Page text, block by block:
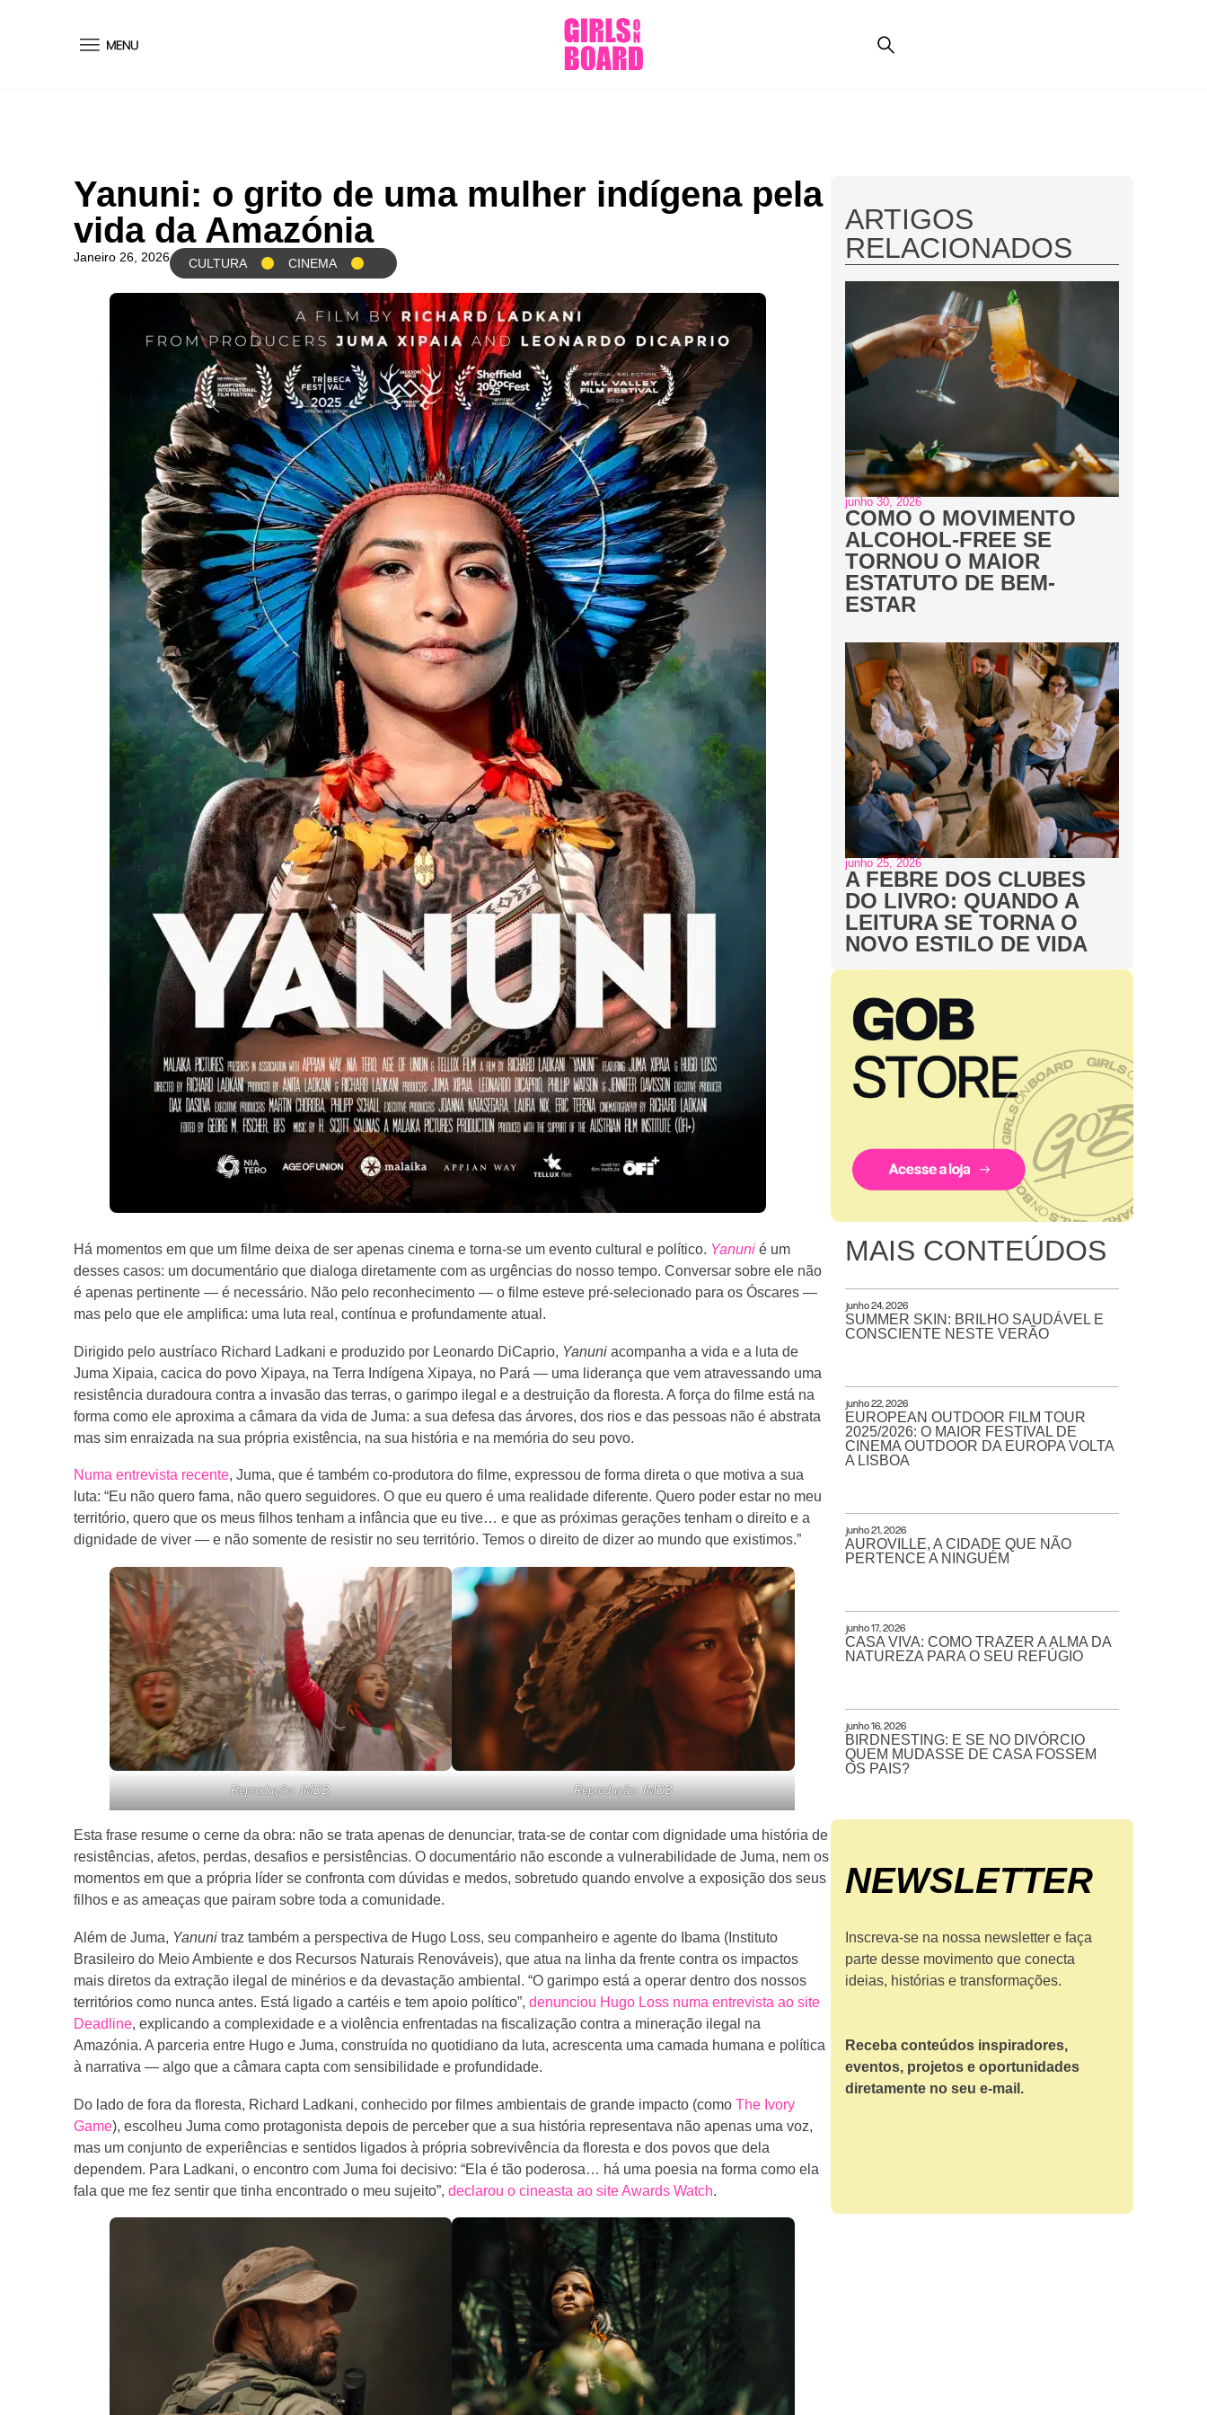
Yanuni: o grito de uma mulher indígena pela
vida da Amazónia
Janeiro 26, 2026 CULTURA CINEMA
Há momentos em que um filme deixa de ser apenas cinema e torna-se um evento cultural e político. Yanunié um
desses casos: um documentário que dialoga diretamente com as urgências do nosso tempo. Conversar sobre ele não
é apenas pertinente — é necessário. Não pelo reconhecimento — o filme esteve pré-selecionado para os Óscares —
mas pelo que ele amplifica: uma luta real, contínua e profundamente atual.
Dirigido pelo austríaco Richard Ladkani e produzido por Leonardo DiCaprio, Yanuniacompanha a vida e a luta de
Juma Xipaia, cacica do povo Xipaya, na Terra Indígena Xipaya, no Pará — uma liderança que vem atravessando uma
resistência duradoura contra a invasão das terras, o garimpo ilegal e a destruição da floresta. A força do filme está na
forma como ele aproxima a câmara da vida de Juma: a sua defesa das árvores, dos rios e das pessoas não é abstrata
mas sim enraizada na sua própria existência, na sua história e na memória do seu povo.
Numa entrevista recente, Juma, que é também co-produtora do filme, expressou de forma direta o que motiva a sua
luta: “Eu não quero fama, não quero seguidores. O que eu quero é uma realidade diferente. Quero poder estar no meu
território, quero que os meus filhos tenham a infância que eu tive… e que as próximas gerações tenham o direito e a
dignidade de viver — e não somente de resistir no seu território. Temos o direito de dizer ao mundo que existimos.”
Reprodução: IMDB Reprodução: IMDB
Esta frase resume o cerne da obra: não se trata apenas de denunciar, trata-se de contar com dignidade uma história de
resistências, afetos, perdas, desafios e persistências. O documentário não esconde a vulnerabilidade de Juma, nem os
momentos em que a própria líder se confronta com dúvidas e medos, sobretudo quando envolve a exposição dos seus
filhos e as ameaças que pairam sobre toda a comunidade.
Além de Juma, Yanunitraz também a perspectiva de Hugo Loss, seu companheiro e agente do Ibama (Instituto
Brasileiro do Meio Ambiente e dos Recursos Naturais Renováveis), que atua na linha da frente contra os impactos
mais diretos da extração ilegal de minérios e da devastação ambiental. “O garimpo está a operar dentro dos nossos
territórios como nunca antes. Está ligado a cartéis e tem apoio político”, denunciou Hugo Loss numa entrevista ao site
Deadline, explicando a complexidade e a violência enfrentadas na fiscalização contra a mineração ilegal na
Amazónia. A parceria entre Hugo e Juma, construída no quotidiano da luta, acrescenta uma camada humana e política
à narrativa — algo que a câmara capta com sensibilidade e profundidade.
Do lado de fora da floresta, Richard Ladkani, conhecido por filmes ambientais de grande impacto (como The Ivory
Game), escolheu Juma como protagonista depois de perceber que a sua história representava não apenas uma voz,
mas um conjunto de experiências e sentidos ligados à própria sobrevivência da floresta e dos povos que dela
dependem. Para Ladkani, o encontro com Juma foi decisivo: “Ela é tão poderosa… há uma poesia na forma como ela
fala que me fez sentir que tinha encontrado o meu sujeito”, declarou o cineasta ao site Awards Watch.
ARTIGOS
RELACIONADOS
junho 30, 2026
COMO O MOVIMENTO
ALCOHOL-FREE SE
TORNOU O MAIOR
ESTATUTO DE BEM-
ESTAR
junho 25, 2026
A FEBRE DOS CLUBES
DO LIVRO: QUANDO A
LEITURA SE TORNA O
NOVO ESTILO DE VIDA
MAIS CONTEÚDOS
junho 24, 2026
SUMMER SKIN: BRILHO SAUDÁVEL E
CONSCIENTE NESTE VERÃO
junho 22, 2026
EUROPEAN OUTDOOR FILM TOUR
2025/2026: O MAIOR FESTIVAL DE
CINEMA OUTDOOR DA EUROPA VOLTA
A LISBOA
junho 21, 2026
AUROVILLE, A CIDADE QUE NÃO
PERTENCE A NINGUÉM
junho 17, 2026
CASA VIVA: COMO TRAZER A ALMA DA
NATUREZA PARA O SEU REFÚGIO
junho 16, 2026
BIRDNESTING: E SE NO DIVÓRCIO
QUEM MUDASSE DE CASA FOSSEM
OS PAIS?
NEWS­LETTER
Inscreva-se na nossa newsletter e faça
parte desse movimento que conecta
ideias, histórias e transformações.
Receba conteúdos inspiradores,
eventos, projetos e oportunidades
diretamente no seu e-mail.